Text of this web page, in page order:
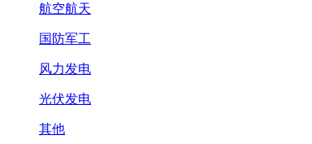
航空航天
国防军工
风力发电
光伏发电
其他